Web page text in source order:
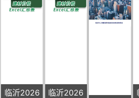
临沂2026 临沂2026